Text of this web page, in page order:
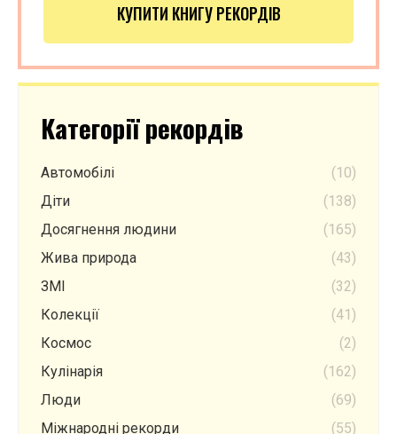
КУПИТИ КНИГУ РЕКОРДІВ
Категорії рекордів
Автомобілі
(10)
Діти
(138)
Досягнення людини
(165)
Жива природа
(43)
ЗМІ
(32)
Колекції
(41)
Космос
(2)
Кулінарія
(162)
Люди
(69)
Міжнародні рекорди
(55)